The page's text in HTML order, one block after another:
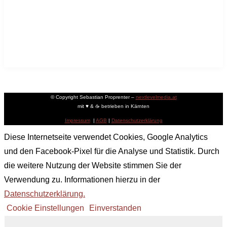
© Copyright Sebastian Proprenter – nextlevelmedia.at
mit ♥ & ☕ betrieben in Kärnten
Impressum| AGB | Datenschutzerklärung
Diese Internetseite verwendet Cookies, Google Analytics
und den Facebook-Pixel für die Analyse und Statistik. Durch
die weitere Nutzung der Website stimmen Sie der
Verwendung zu. Informationen hierzu in der
Datenschutzerklärung.
Cookie Einstellungen
Einverstanden